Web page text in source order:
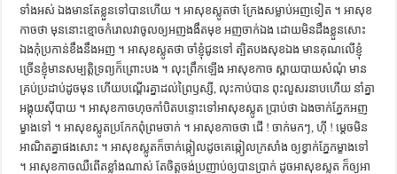
ទាំងអស់​ ឯង​មាន​តែ​ខ្លួន​ទៅ​បាន​ហើយ ។ អា​សុខ​ស្លូត​ថា ក្រែង​សម្លាប់​អញ​ទៀត ។ អា​សុខ​
កាច​ថា មុន​នោះ​ខ្មោច​កំរោល​វា​ចូល​ឲ្យ​អញ​ងងឹត​មុខ​ អញ​ចាក់​ឯង​ ដោយ​មិន​ដឹង​ខ្លួន​សោះ​
ឯង​កុំ​ប្រកាន់​ខឹង​នឹង​អញ ។ អា​សុខ​ស្លូត​ថា ចាំ​ខ្ញុំ​ជូន​ទៅ​ ត្បិត​បង​សុខ​ឯង​ មាន​គុណ​លើ​ខ្ញុំ​
ច្រើន​ខ្ញុំ​មាន​សម្បត្តិ​ទ្រព្យ​ក៏​ព្រោះ​បង ។ លុះ​ព្រឹក​ឡើង​ អា​សុខ​កាច​ ស្ពាយ​បាយ​សំណុំ​ មាន​
គ្រប់​ប្រដាប់​ដូច​មុន​ ហើយ​បណ្ដើរ​គ្នា​ដល់​ព្រៃ​ឫស្សី, លុះ​កាប់​បាន​ ពុះ​លួស​រនាប​ហើយ​ នាំ​គ្នា​
អង្គុយ​ស៊ី​បាយ ។ អា​សុខ​កាច​ហុច​កាំបិត​បន្ទោះ​ទៅ​អា​សុខ​ស្លូត​ ប្រាប់​ថា ឯង​ចាក់​ភ្នែក​អញ​
ម្ខាង​ទៅ ។ អា​សុខ​ស្លូត​ប្រកែក​ពុំ​ព្រម​ចាក់ ។ អា​សុខ​កាច​ថា ជើ ! ចាក់​មកៗ, ហ៊ី ! ម្ដេច​មិន​
អាណិត​គ្នា​ផង​សោះ ។ អា​សុខ​ស្លូត​ក៏​ចាក់​ឆ្កៀល​ដូច​គេ​ឆ្កៀល​ក្រសាំង​ ឲ្យ​ខ្វាក់​ភ្នែក​ម្ខាង​ទៅ
។ អា​សុខ​កាច​ឈឺ​ពើត​ខ្លាំង​ណាស់​ តែ​ចិត្ត​ចង់​ប្រញាប់​ឲ្យ​បាន​ប្រាក់​ ដូច​អា​សុខ​ស្លូត​ ក៏​ឲ្យ​អា​